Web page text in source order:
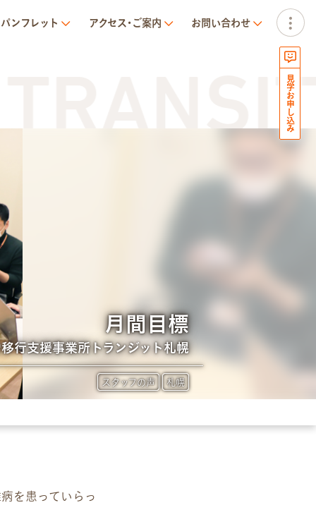
パンフレット アクセス･ご案内 お問い合わせ
月間目標
行支援事業所トランジット札幌
スタッフの声 札幌
を患っていらっ
見学お申し込み